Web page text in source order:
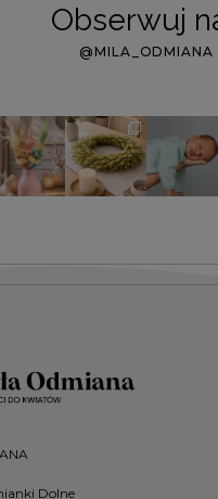
Obserwuj
@MILA_ODMIANA
Dolne